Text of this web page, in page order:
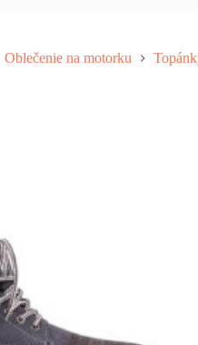
Oblečenie na motorku